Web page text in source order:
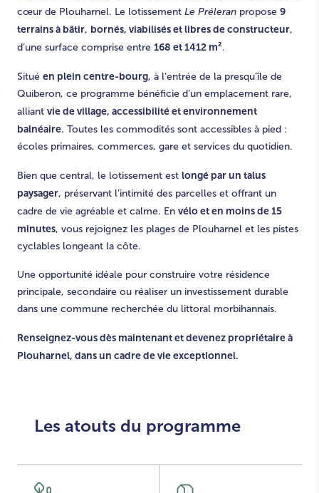
cœur de Plouharnel. Le lotissement Le Préleran propose 9
terrains à bâtir, bornés, viabilisés et libres de constructeur,
d’une surface comprise entre 168 et 1412 m².
Situé en plein centre-bourg, à l’entrée de la presqu’île de
Quiberon, ce programme bénéficie d’un emplacement rare,
alliant vie de village, accessibilité et environnement
balnéaire. Toutes les commodités sont accessibles à pied :
écoles primaires, commerces, gare et services du quotidien.
Bien que central, le lotissement est longé par un talus
paysager, préservant l’intimité des parcelles et offrant un
cadre de vie agréable et calme. En vélo et en moins de 15
minutes, vous rejoignez les plages de Plouharnel et les pistes
cyclables longeant la côte.
Une opportunité idéale pour construire votre résidence
principale, secondaire ou réaliser un investissement durable
dans une commune recherchée du littoral morbihannais.
Renseignez-vous dès maintenant et devenez propriétaire à
Plouharnel, dans un cadre de vie exceptionnel.
Les atouts du programme